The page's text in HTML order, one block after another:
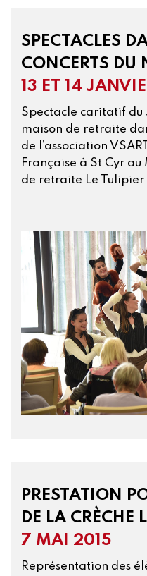
SPECTACLES
CONCERTS DU
13 ET 14
Spectacle caritatif du
maison de retraite
de l’association
Française à St Cyr au
de retraite Le Tulipier
PRESTATION
DE LA CRÈCHE
7 MAI 2015
Représentation des